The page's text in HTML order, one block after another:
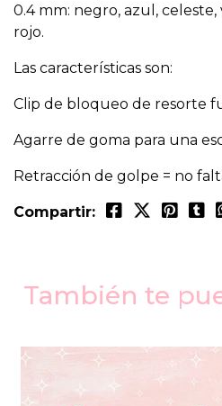
0.4 mm: negro, azul,
rojo.
Las características son:
Clip de bloqueo de resorte
Agarre de goma para una
Retracción de golpe = no
Compartir:
También te